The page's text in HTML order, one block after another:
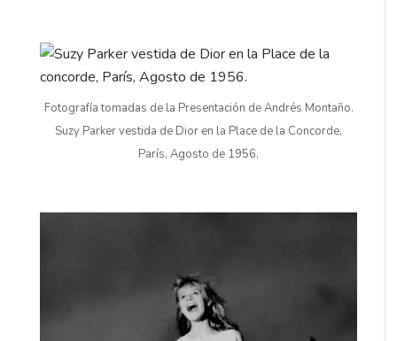
Fotografía tomadas de la Presentación de Andrés Montaño.
Suzy Parker vestida de Dior en la Place de la Concorde,
París, Agosto de 1956.